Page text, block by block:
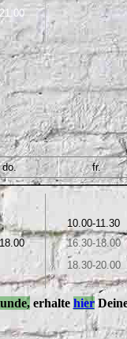
do. fr.
10.00-11.30
16.30-18.00
18.30-20.00
erhalte hier